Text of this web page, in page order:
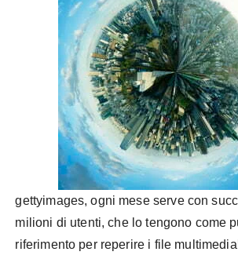
gettyimages, ogni mese serve con
milioni di utenti, che lo tengono come
riferimento per reperire i file